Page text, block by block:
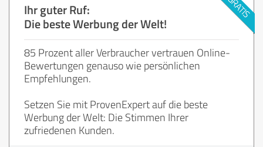
Ihr guter Ruf:
Die beste Werbung der Welt!
85 Prozent aller Verbraucher vertrauen Online-
Bewertungen genauso wie persönlichen
Empfehlungen.
Setzen Sie mit ProvenExpert auf die beste
Werbung der Welt: Die Stimmen Ihrer
zufriedenen Kunden.